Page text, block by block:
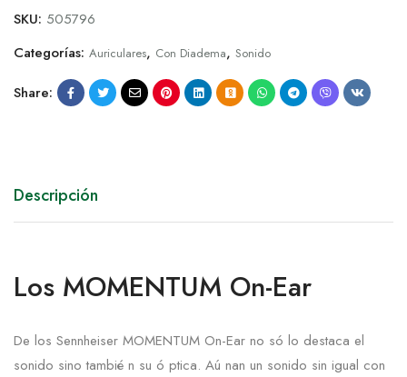
SKU: 505796
Categorías: Auriculares, Con Diadema, Sonido
Share:
Descripción
Los MOMENTUM On-Ear
De los Sennheiser MOMENTUM On-Ear no só lo destaca el
sonido sino tambié n su ó ptica. Aú nan un sonido sin igual con